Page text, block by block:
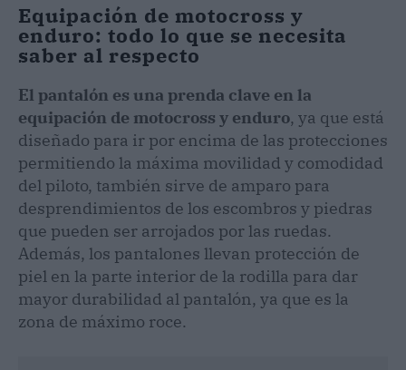
Equipación de motocross y
enduro: todo lo que se necesita
saber al respecto
El pantalón es una prenda clave en la
equipación de motocross y enduro, ya que está
diseñado para ir por encima de las protecciones
permitiendo la máxima movilidad y comodidad
del piloto, también sirve de amparo para
desprendimientos de los escombros y piedras
que pueden ser arrojados por las ruedas.
Además, los pantalones llevan protección de
piel en la parte interior de la rodilla para dar
mayor durabilidad al pantalón, ya que es la
zona de máximo roce.